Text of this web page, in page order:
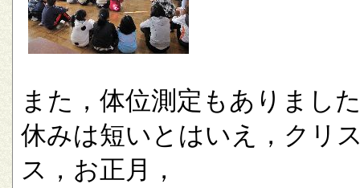
また，体位測定もありまし
休みは短いとはいえ，クリ
ス，お正月，